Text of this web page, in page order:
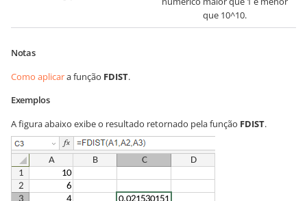
que 10^10.
Notas
Como aplicara função FDIST.
Exemplos
A figura abaixo exibe o resultado retornado pela função FDIST.